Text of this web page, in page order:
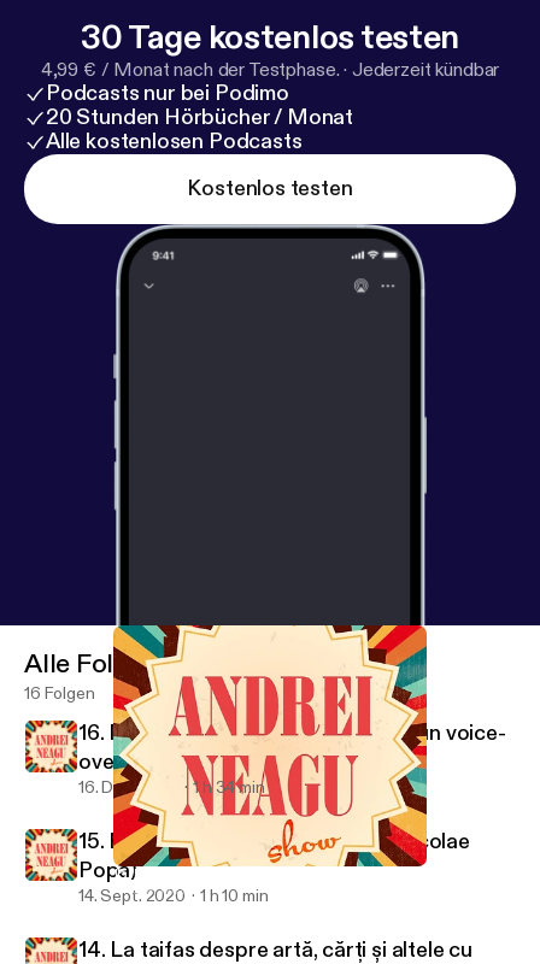
30 Tage kostenlos testen
4,99 € / Monat nach der Testphase. · Jederzeit kündbar
Podcasts nur bei Podimo
20 Stunden Hörbücher / Monat
Alle kostenlosen Podcasts
Kostenlos testen
15. Eu cu cine votez? (w/ Eduard Nicolae Popa)
Andrei Neagu Show
Alle Folgen
16 Folgen
16. Muzică, tendințe și cum să devii un voice-
over de top [cu Andreea Dragnea]
16. Dez. 2020 1 h 34 min
15. Eu cu cine votez? (w/ Eduard Nicolae
Popa)
14. Sept. 2020 1 h 10 min
14. La taifas despre artă, cărți și altele cu